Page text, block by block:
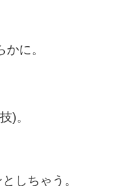
に。
)。
しちゃう。